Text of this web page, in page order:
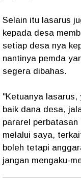
Selain itu lasarus
kepada desa
setiap desa nya
nantinya pemda
segera dibahas.
"Ketuanya lasarus,
baik dana desa,
pararel perbatasan
melalui saya,
boleh tetapi
jangan mengaku-